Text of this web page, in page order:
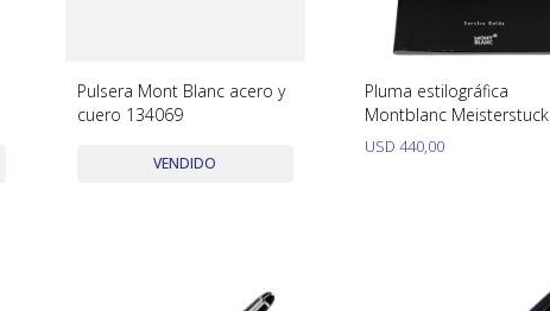
Pulsera Mont Blanc acero y
cuero 134069
VENDIDO
Pluma estilográfica
Montblanc Meisterstuck
usada con caja y papeles
USD 440,00